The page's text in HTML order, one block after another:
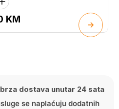
KM
dostava unutar 24 sata
se naplaćuju dodatnih